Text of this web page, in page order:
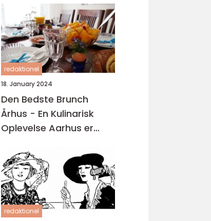
redaktionel
18. January 2024
Den Bedste Brunch
Århus - En Kulinarisk
Oplevelse Aarhus er
hvor der findes en bred
vifte af restauranter,
caféer og spisesteder
redaktionel